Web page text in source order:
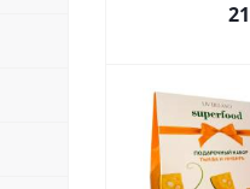
21